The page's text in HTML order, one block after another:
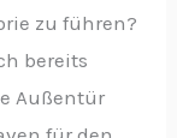
zu führen?
bereits
Außentür